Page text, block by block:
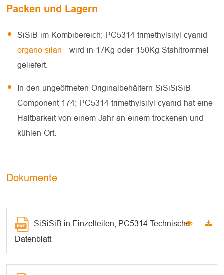
Packen und Lagern
SiSiB im Kombibereich; PC5314 trimethylsilyl cyanid
organo silan
wird in 17Kg oder 150Kg Stahltrommel
geliefert.
In den ungeöffneten Originalbehältern SiSiSiSiB
Component 174; PC5314 trimethylsilyl cyanid hat eine
Haltbarkeit von einem Jahr an einem trockenen und
kühlen Ort.
Dokumente
SiSiSiB in Einzelteilen; PC5314 Technische
Datenblatt